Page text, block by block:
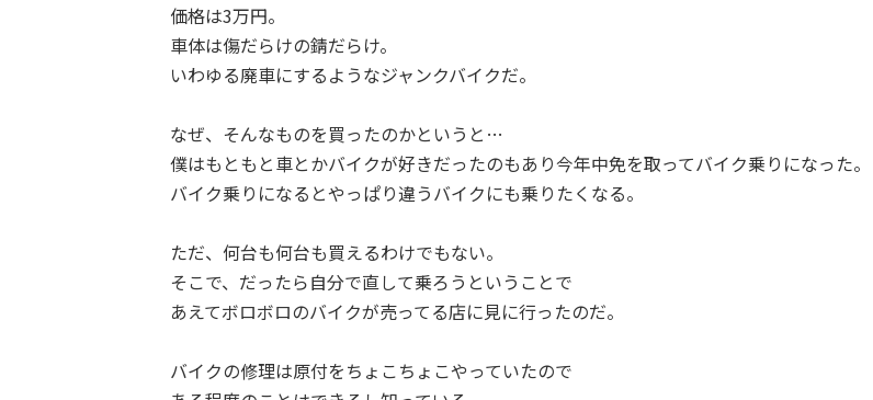
価格は3万円。
車体は傷だらけの錆だらけ。
いわゆる廃車にするようなジャンクバイクだ。
なぜ、そんなものを買ったのかというと…
僕はもともと車とかバイクが好きだったのもあり今年中免を取ってバイク乗りになった。
バイク乗りになるとやっぱり違うバイクにも乗りたくなる。
ただ、何台も何台も買えるわけでもない。
そこで、だったら自分で直して乗ろうということで
あえてボロボロのバイクが売ってる店に見に行ったのだ。
バイクの修理は原付をちょこちょこやっていたので